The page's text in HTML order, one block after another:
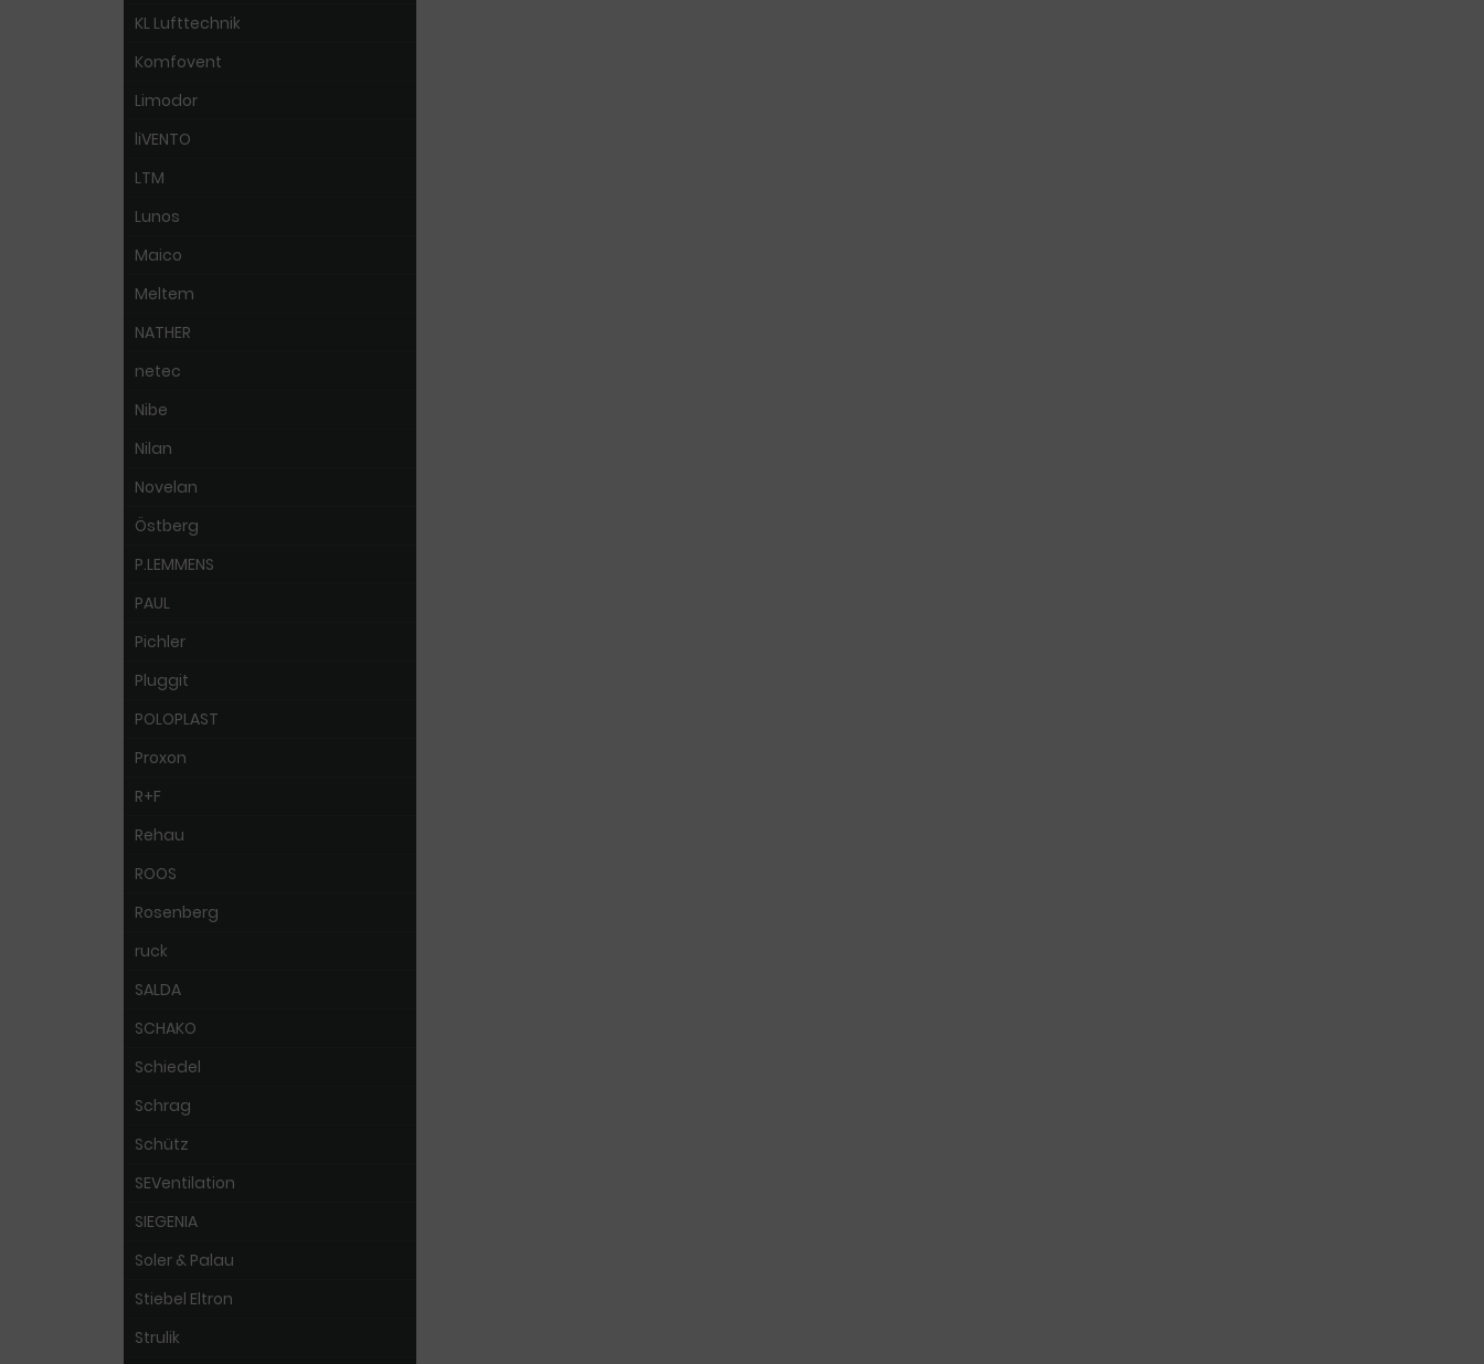
KL Lufttechnik
Komfovent
Limodor
liVENTO
LTM
Lunos
Maico
Meltem
NATHER
netec
Nibe
Nilan
Novelan
Östberg
P.LEMMENS
PAUL
Pichler
Pluggit
POLOPLAST
Proxon
R+F
Rehau
ROOS
Rosenberg
ruck
SALDA
SCHAKO
Schiedel
Schrag
Schütz
SEVentilation
SIEGENIA
Soler & Palau
Stiebel Eltron
Strulik